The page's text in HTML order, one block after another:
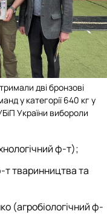
дві бронзові
у категорії 640 кг у
України вибороли
ф-т);
т тваринництва та
(агробіологічний ф-